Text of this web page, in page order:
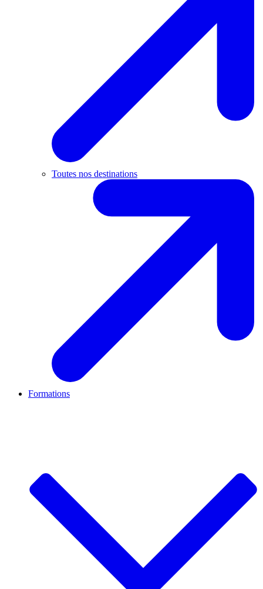
Toutes nos destinations
Formations